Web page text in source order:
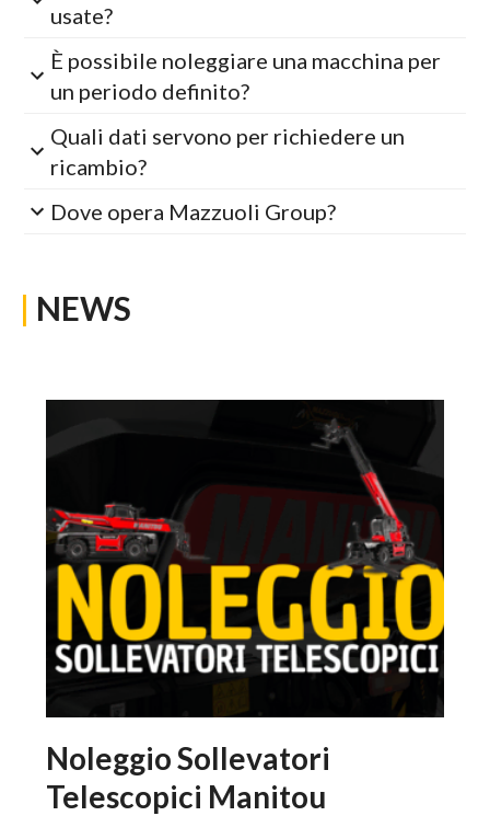
usate?
È possibile noleggiare una macchina per
un periodo definito?
Quali dati servono per richiedere un
ricambio?
Dove opera Mazzuoli Group?
| NEWS
Noleggio Sollevatori
Telescopici Manitou